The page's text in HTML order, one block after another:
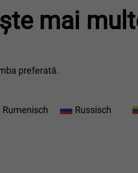
mai
preferată.
Rumenisch Russisch